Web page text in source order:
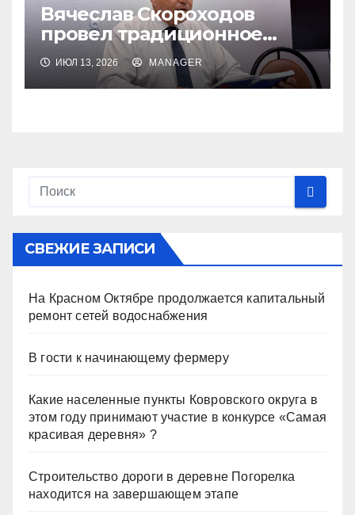
Вячеслав Скороходов
провел традиционное
еженедельное совещание
ИЮЛ 13, 2026 MANAGER
СВЕЖИЕ ЗАПИСИ
На Красном Октябре продолжается капитальный
ремонт сетей водоснабжения
В гости к начинающему фермеру
Какие населенные пункты Ковровского округа в
этом году принимают участие в конкурсе «Самая
красивая деревня» ?
Строительство дороги в деревне Погорелка
находится на завершающем этапе